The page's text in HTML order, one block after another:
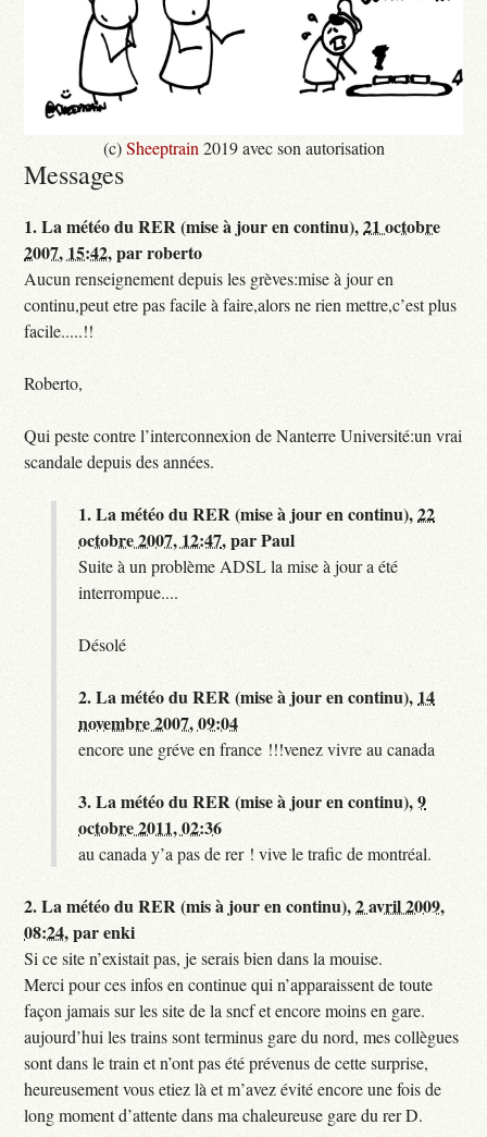
(c)Sheeptrain 2019 avec son autorisation
Messages
1.La météo du RER (mise à jour en continu),21 octobre
2007, 15:42,parroberto
Aucun renseignement depuis les grèves:mise à jour en
continu,peut etre pas facile à faire,alors ne rien mettre,c’est plus
facile.....!!
Roberto,
Qui peste contre l’interconnexion de Nanterre Université:un vrai
scandale depuis des années.
1.La météo du RER (mise à jour en continu),22
octobre 2007, 12:47,parPaul
Suite à un problème ADSL la mise à jour a été
interrompue....
Désolé
2.La météo du RER (mise à jour en continu), 14
novembre 2007, 09:04
encore une gréve en france !!!venez vivre au canada
3.La météo du RER (mise à jour en continu),9
octobre 2011, 02:36
au canada y’a pas de rer ! vive le trafic de montréal.
2.La météo du RER (mis à jour en continu),2 avril 2009,
08:24,parenki
Si ce site n’existait pas, je serais bien dans la mouise.
Merci pour ces infos en continue qui n’apparaissent de toute
façon jamais sur les site de la sncf et encore moins en gare.
aujourd’hui les trains sont terminus gare du nord, mes collègues
sont dans le train et n’ont pas été prévenus de cette surprise,
heureusement vous etiez là et m’avez évité encore une fois de
long moment d’attente dans ma chaleureuse gare du rer D.